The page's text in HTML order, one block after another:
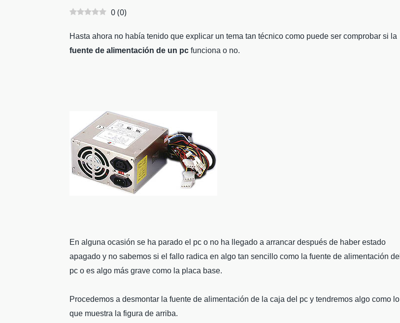
0(0)
Hasta ahora no había tenido que explicar un tema tan técnico como puede ser comprobar si la
fuente de alimentación de un pc funciona o no.
En alguna ocasión se ha parado el pc o no ha llegado a arrancar después de haber estado
apagado y no sabemos si el fallo radica en algo tan sencillo como la fuente de alimentación del
pc o es algo más grave como la placa base.
Procedemos a desmontar la fuente de alimentación de la caja del pc y tendremos algo como lo
que muestra la figura de arriba.